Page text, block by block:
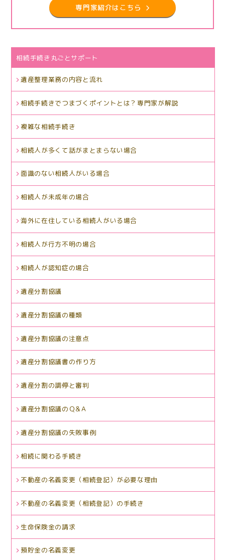
専門家紹介はこちら
相続手続き丸ごとサポート
遺産整理業務の内容と流れ
相続手続きでつまづくポイントとは？専門家が解説
複雑な相続手続き
相続人が多くて話がまとまらない場合
面識のない相続人がいる場合
相続人が未成年の場合
海外に在住している相続人がいる場合
相続人が行方不明の場合
相続人が認知症の場合
遺産分割協議
遺産分割協議の種類
遺産分割協議の注意点
遺産分割協議書の作り方
遺産分割の調停と審判
遺産分割協議のＱ&Ａ
遺産分割協議の失敗事例
相続に関わる手続き
不動産の名義変更（相続登記）が必要な理由
不動産の名義変更（相続登記）の手続き
生命保険金の請求
預貯金の名義変更